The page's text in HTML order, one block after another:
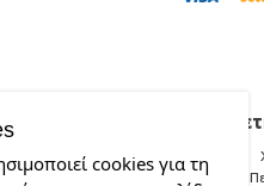
cookies για τη